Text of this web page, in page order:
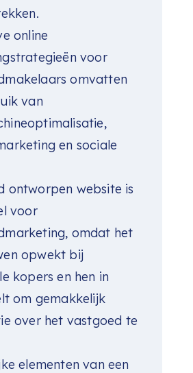
online
voor
omvatten
van
en sociale
ontworpen website is
voor
omdat het
opwekt bij
kopers en hen in
om gemakkelijk
over het vastgoed te
elementen van een